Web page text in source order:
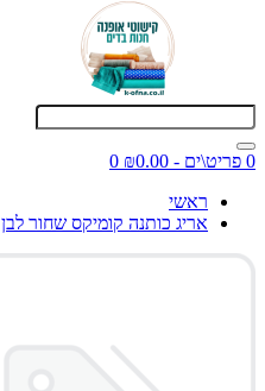
0 פריט\ים - ₪0.00
0
ראשי
אריג כותנה קומיקס שחור לבן